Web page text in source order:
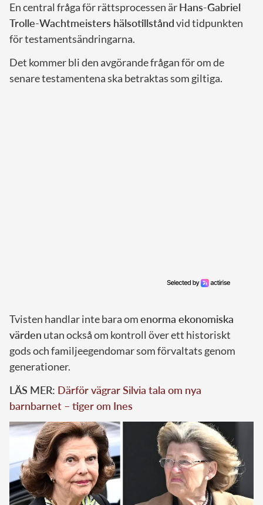
En central fråga för rättsprocessen ärHans-Gabriel
Trolle-Wachtmeisters hälsotillståndvid tidpunkten
för testamentsändringarna.
Det kommer bli den avgörande frågan för om de
senare testamentena ska betraktas som giltiga.
Tvisten handlar inte bara omenorma ekonomiska
värden utan också om kontroll över ett historiskt
gods och familjeegendomar som förvaltats genom
generationer.
LÄS MER: Därför vägrar Silvia tala om nya
barnbarnet – tiger om Ines